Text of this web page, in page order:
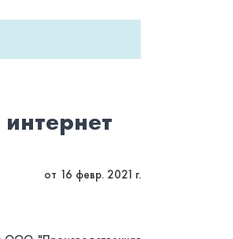
от 16 февр. 2021 г.